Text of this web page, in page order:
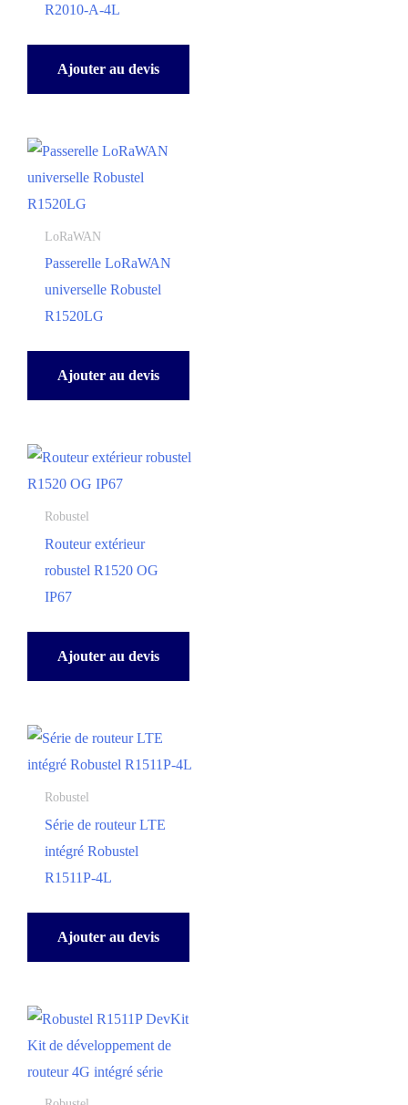
R2010-A-4L
Ajouter au devis
LoRaWAN
Passerelle LoRaWAN
universelle Robustel
R1520LG
Ajouter au devis
Robustel
Routeur extérieur
robustel R1520 OG
IP67
Ajouter au devis
Robustel
Série de routeur LTE
intégré Robustel
R1511P-4L
Ajouter au devis